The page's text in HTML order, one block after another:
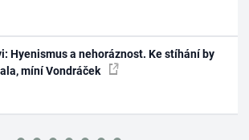
Hyenismus a nehoráznost. Ke stíhání by
míní Vondráček